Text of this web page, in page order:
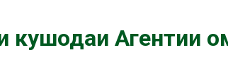
кушодаи Агентии